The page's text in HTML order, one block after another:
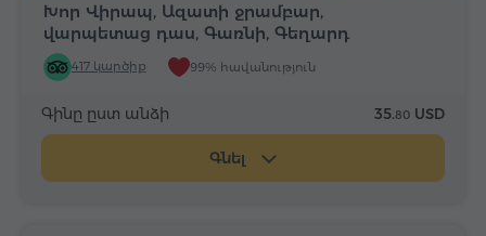
Խոր Վիրապ, Ազատի ջրամբար,
վարպետաց դաս, Գառնի, Գեղարդ
417 կարծիք 99% հավանություն
Գինը ըստ անձի 35.80 USD
Գնել